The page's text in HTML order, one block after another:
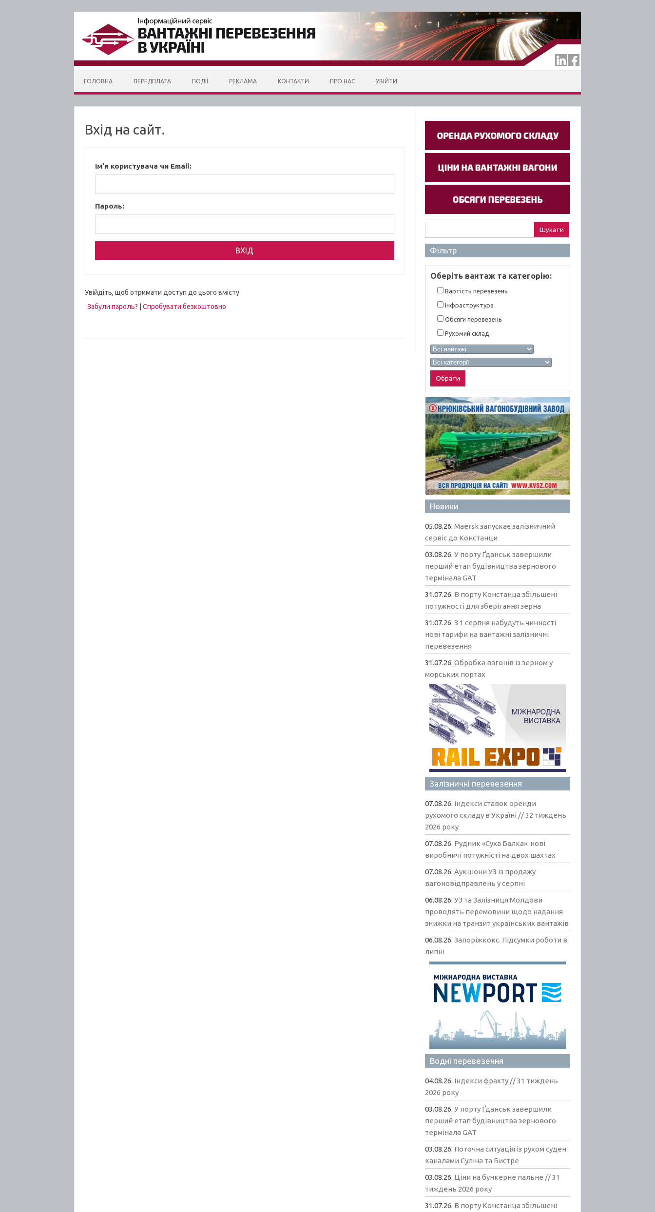
ГОЛОВНА ПЕРЕДПЛАТА ПОДІЇ РЕКЛАМА КОНТАКТИ ПРО НАС УВІЙТИ
Вхід на сайт.
Ім'я користувача чи Email:
Пароль:
Увійдіть, щоб отримати доступ до цього вмісту
Забули пароль?
Спробувати безкоштовно
Фільтр
Оберiть вантаж та категорiю:
Вартiсть перевезень
Інфраструктура
Обсяги перевезень
Рухомий склад
Новини
05.08.26.Maersk запускає залізничний
сервіс до Констанци
03.08.26.У порту Ґданськ завершили
перший етап будівництва зернового
термінала GAT
31.07.26. В порту Констанца збільшені
потужності для зберігання зерна
31.07.26.З 1 серпня набудуть чинності
нові тарифи на вантажні залізничні
перевезення
31.07.26.Обробка вагонів із зерном у
морських портах
Залізничні перевезення
07.08.26. Індекси ставок оренди
рухомого складу в Україні // 32 тиждень
2026 року
07.08.26. Рудник «Суха Балка»: нові
виробничі потужністі на двох шахтах
07.08.26.Аукціони УЗ із продажу
вагоновідправлень у серпні
06.08.26.УЗ та Залізниця Молдови
проводять перемовини щодо надання
знижки на транзит українських вантажів
06.08.26.Запоріжкокс. Підсумки роботи в
липні
Водні перевезення
04.08.26. Індекси фрахту // 31 тиждень
2026 року
03.08.26.У порту Ґданськ завершили
перший етап будівництва зернового
термінала GAT
03.08.26. Поточна ситуація із рухом суден
каналами Суліна та Бистре
03.08.26. Ціни на бункерне пальне // 31
тиждень 2026 року
31.07.26. В порту Констанца збільшені